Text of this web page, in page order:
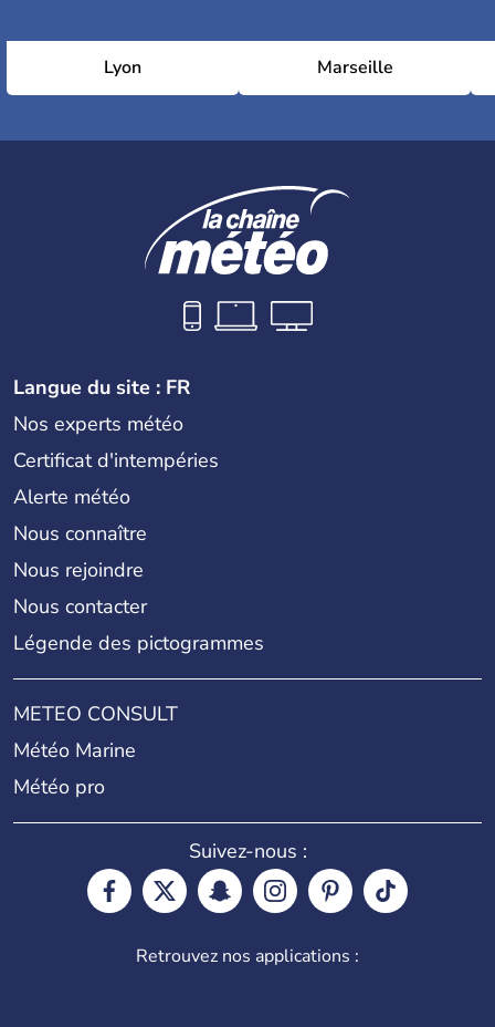
Lyon Marseille
Langue du site : FR
Nos experts météo
Certificat d'intempéries
Alerte météo
Nous connaître
Nous rejoindre
Nous contacter
Légende des pictogrammes
METEO CONSULT
Météo Marine
Météo pro
Suivez-nous :
Retrouvez nos applications :